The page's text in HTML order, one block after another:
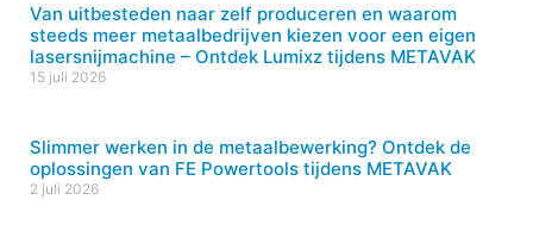
Van uitbesteden naar zelf produceren en waarom
steeds meer metaalbedrijven kiezen voor een eigen
lasersnijmachine – Ontdek Lumixz tijdens METAVAK
15 juli 2026
Slimmer werken in de metaalbewerking? Ontdek de
oplossingen van FE Powertools tijdens METAVAK
2 juli 2026